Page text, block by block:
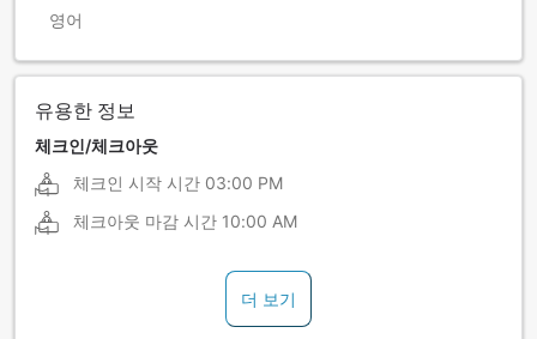
영어
유용한 정보
체크인/체크아웃
체크인 시작 시간 03:00 PM
체크아웃 마감 시간 10:00 AM
더 보기